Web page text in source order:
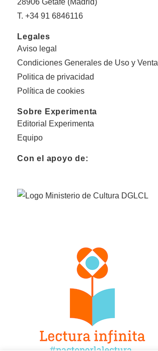
T. +34 91 6846116
Legales
Aviso legal
Condiciones Generales de Uso y Venta
Politica de privacidad
Política de cookies
Sobre Experimenta
Editorial Experimenta
Equipo
Con el apoyo de: